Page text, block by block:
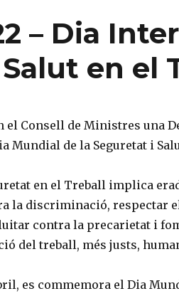
– Dia
en el
el Consell de Ministres una
Mundial de la Seguretat i
en el Treball implica
la discriminació, respectar
contra la precarietat i
del treball, més justs,
es commemora el Dia